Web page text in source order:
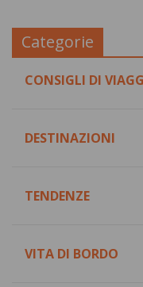
Categorie
CONSIGLI DI
DESTINAZIONI
TENDENZE
VITA DI BORDO